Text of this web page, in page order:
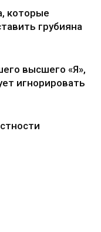
которые
грубияна
высшего «Я»,
игнорировать